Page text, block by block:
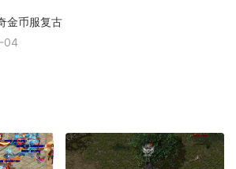
金币服复古
04